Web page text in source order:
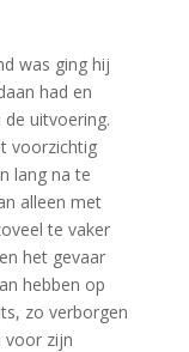
was ging hij
had en
uitvoering.
voorzichtig
lang na te
alleen met
te vaker
het gevaar
hebben op
zo verborgen
voor zijn